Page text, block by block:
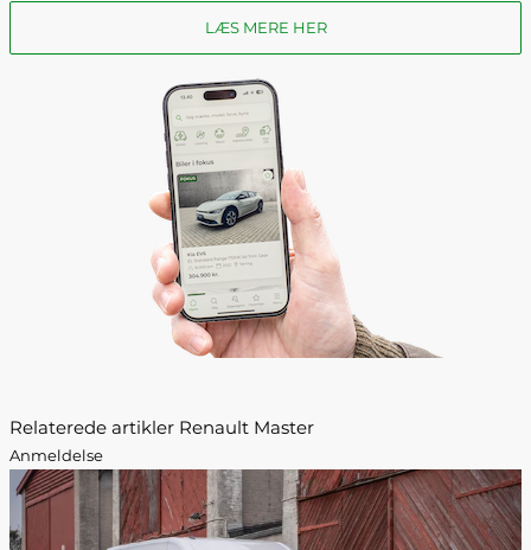
LÆS MERE HER
Relaterede artikler Renault Master
Anmeldelse